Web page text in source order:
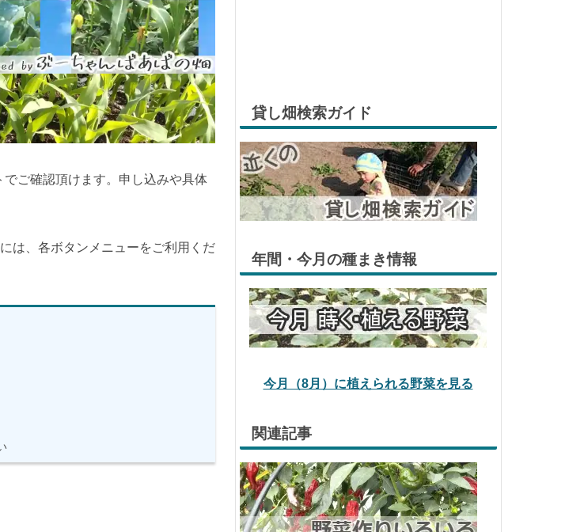
ご確認頂けます。申し込みや具体
は、各ボタンメニューをご利用くだ
貸し畑検索ガイド
年間・今月の種まき情報
今月（8月）に植えられる野菜を見る
関連記事